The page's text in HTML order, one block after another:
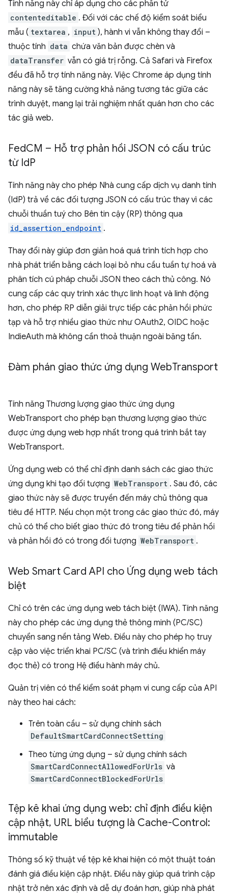
Tính năng này chỉ áp dụng cho các phần tử
contenteditable . Đối với các chế độ kiểm soát biểu
mẫu ( textarea , input ), hành vi vẫn không thay đổi –
thuộc tính data chứa văn bản được chèn và
dataTransfer vẫn có giá trị rỗng. Cả Safari và Firefox
đều đã hỗ trợ tính năng này. Việc Chrome áp dụng tính
năng này sẽ tăng cường khả năng tương tác giữa các
trình duyệt, mang lại trải nghiệm nhất quán hơn cho các
tác giả web.
FedCM – Hỗ trợ phản hồi JSON có cấu trúc
từ IdP
Tính năng này cho phép Nhà cung cấp dịch vụ danh tính
(IdP) trả về các đối tượng JSON có cấu trúc thay vì các
chuỗi thuần tuý cho Bên tin cậy (RP) thông qua
id_assertion_endpoint .
Thay đổi này giúp đơn giản hoá quá trình tích hợp cho
nhà phát triển bằng cách loại bỏ nhu cầu tuần tự hoá và
phân tích cú pháp chuỗi JSON theo cách thủ công. Nó
cung cấp các quy trình xác thực linh hoạt và linh động
hơn, cho phép RP diễn giải trực tiếp các phản hồi phức
tạp và hỗ trợ nhiều giao thức như OAuth2, OIDC hoặc
IndieAuth mà không cần thoả thuận ngoài băng tần.
Đàm phán giao thức ứng dụng WebTransport
Tính năng Thương lượng giao thức ứng dụng
WebTransport cho phép bạn thương lượng giao thức
được ứng dụng web hợp nhất trong quá trình bắt tay
WebTransport.
Ứng dụng web có thể chỉ định danh sách các giao thức
ứng dụng khi tạo đối tượng WebTransport . Sau đó, các
giao thức này sẽ được truyền đến máy chủ thông qua
tiêu đề HTTP. Nếu chọn một trong các giao thức đó, máy
chủ có thể cho biết giao thức đó trong tiêu đề phản hồi
và phản hồi đó có trong đối tượng WebTransport .
Web Smart Card API cho Ứng dụng web tách
biệt
Chỉ có trên các ứng dụng web tách biệt (IWA). Tính năng
này cho phép các ứng dụng thẻ thông minh (PC/SC)
chuyển sang nền tảng Web. Điều này cho phép họ truy
cập vào việc triển khai PC/SC (và trình điều khiển máy
đọc thẻ) có trong Hệ điều hành máy chủ.
Quản trị viên có thể kiểm soát phạm vi cung cấp của API
này theo hai cách:
Trên toàn cầu – sử dụng chính sách
DefaultSmartCardConnectSetting
Theo từng ứng dụng – sử dụng chính sách
SmartCardConnectAllowedForUrls và
SmartCardConnectBlockedForUrls
Tệp kê khai ứng dụng web: chỉ định điều kiện
cập nhật, URL biểu tượng là Cache-Control:
immutable
Thông số kỹ thuật về tệp kê khai hiện có một thuật toán
đánh giá điều kiện cập nhật. Điều này giúp quá trình cập
nhật trở nên xác định và dễ dự đoán hơn, giúp nhà phát